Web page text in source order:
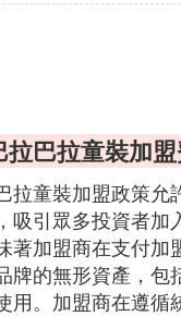
巴拉童裝加
拉童裝加盟政策允
吸引眾多投資者加
著加盟商在支付加
牌的無形資產，包
用。加盟商在遵循